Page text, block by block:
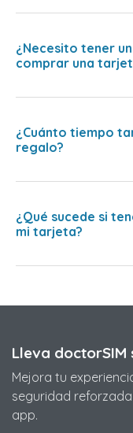
¿Necesito tener
comprar una
¿Cuánto tiempo
regalo?
¿Qué sucede si
mi tarjeta?
Lleva
Mejora tu
seguridad
app.